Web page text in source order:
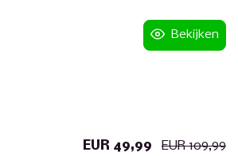
Bekijken
EUR 49,99
EUR 109,99